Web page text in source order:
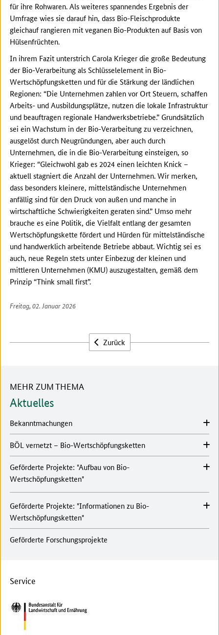
für ihre Rohwaren. Als weiteres spannendes Ergebnis der
Umfrage wies sie darauf hin, dass Bio-Fleischprodukte
gleichauf rangieren mit veganen Bio-Produkten auf Basis von
Hülsenfrüchten.
In ihrem Fazit unterstrich Carola Krieger die große Bedeutung
der Bio-Verarbeitung als Schlüsselelement in Bio-
Wertschöpfungsketten und für die Stärkung der ländlichen
Regionen: “Die Unternehmen zahlen vor Ort Steuern, schaffen
Arbeits- und Ausbildungsplätze, nutzen die lokale Infrastruktur
und beauftragen regionale Handwerksbetriebe.” Grundsätzlich
sei ein Wachstum in der Bio-Verarbeitung zu verzeichnen,
ausgelöst durch Neugründungen, aber auch durch
Unternehmen, die in die Bio-Verarbeitung einsteigen, so
Krieger: “Gleichwohl gab es 2024 einen leichten Knick –
aktuell stagniert die Anzahl der Unternehmen. Wir merken,
dass besonders kleinere, mittelständische Unternehmen
anfällig sind für den Druck von außen und manche in
wirtschaftliche Schwierigkeiten geraten sind.” Umso mehr
brauche es eine Politik, die Vielfalt entlang der gesamten
Wertschöpfungskette fördert und Hürden für mittelständische
und handwerklich arbeitende Betriebe abbaut. Wichtig sei es
auch, neue Regeln stets unter Einbezug der kleinen und
mittleren Unternehmen (KMU) auszugestalten, gemäß dem
Prinzip “Think small first”.
Freitag, 02. Januar 2026
Zurück
MEHR ZUM THEMA
Aktuelles
Bekanntmachungen
BÖL vernetzt – Bio-Wertschöpfungsketten
Geförderte Projekte: "Aufbau von Bio-
Wertschöpfungsketten"
Geförderte Projekte: "Informationen zu Bio-
Wertschöpfungsketten"
Geförderte Forschungsprojekte
Service